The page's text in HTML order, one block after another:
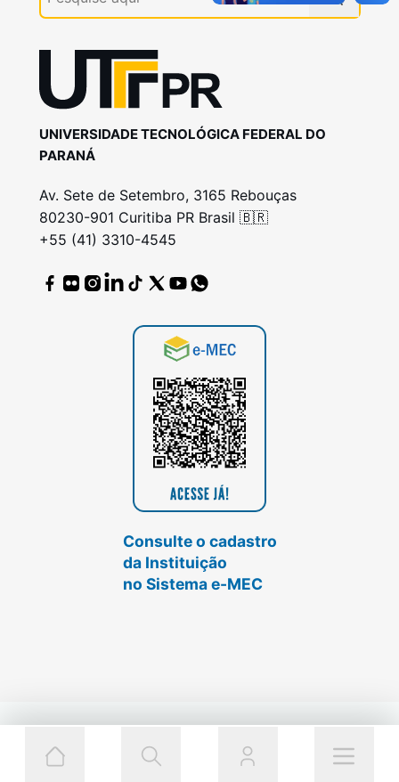
UNIVERSIDADE TECNOLÓGICA FEDERAL DO
PARANÁ
Av. Sete de Setembro, 3165 Rebouças
80230-901 Curitiba PR Brasil 🇧🇷
+55 (41) 3310-4545
Consulte o cadastro
da Instituição
no Sistema e-MEC